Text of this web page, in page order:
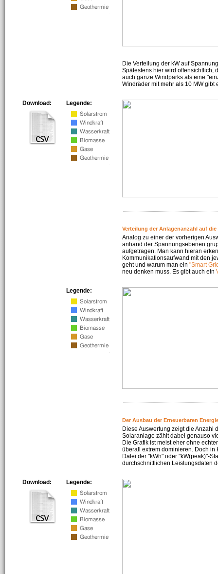
Die Verteilung der kW auf
Spätestens hier wird offensichtlich,
auch ganze Windparks als eine
Windräder mit mehr als 10 MW gibt
Legende:
Download:
Verteilung der Anlagenanzahl auf die
Analog zu einer der vorherigen
anhand der Spannungsebenen
aufgetragen. Man kann hieran
Kommunikationsaufwand mit den
geht und warum man ein "Smart
neu denken muss. Es gibt auch ein
Legende:
Der Ausbau der Erneuerbaren
Diese Auswertung zeigt die Anzahl
Solaranlage zählt dabei genauso
Die Grafik ist meist eher ohne
überall extrem dominieren. Doch in
Datei der "kWh" oder "kW(peak)"-
durchschnittlichen Leistungsdaten
Legende:
Download: